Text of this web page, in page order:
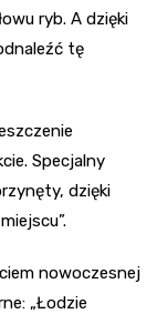
ryb. A dzięki
tę
Specjalny
dzięki
nowoczesnej
„Łodzie